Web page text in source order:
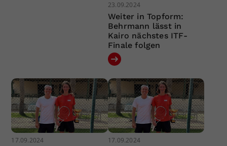
23.09.2024
Weiter in Topform:
Behrmann lässt in
Kairo nächstes ITF-
Finale folgen
17.09.2024 17.09.2024